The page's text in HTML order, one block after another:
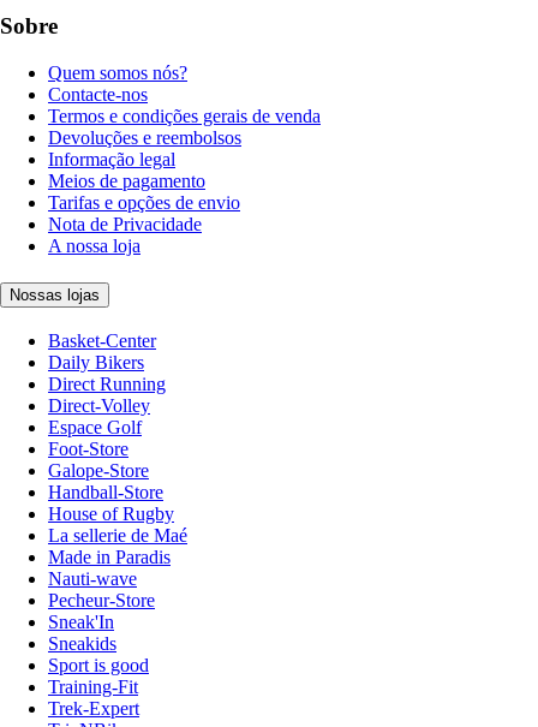
Sobre
Quem somos nós?
Contacte-nos
Termos e condições gerais de venda
Devoluções e reembolsos
Informação legal
Meios de pagamento
Tarifas e opções de envio
Nota de Privacidade
A nossa loja
Nossas lojas
Basket-Center
Daily Bikers
Direct Running
Direct-Volley
Espace Golf
Foot-Store
Galope-Store
Handball-Store
House of Rugby
La sellerie de Maé
Made in Paradis
Nauti-wave
Pecheur-Store
Sneak'In
Sneakids
Sport is good
Training-Fit
Trek-Expert